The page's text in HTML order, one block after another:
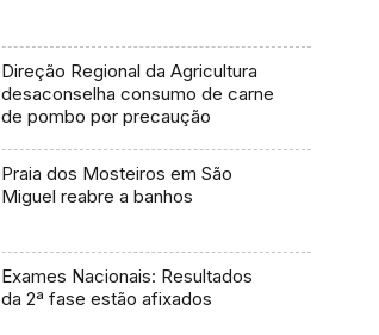
Direção Regional da Agricultura
desaconselha consumo de carne
de pombo por precaução
Praia dos Mosteiros em São
Miguel reabre a banhos
Exames Nacionais: Resultados
da 2ª fase estão afixados